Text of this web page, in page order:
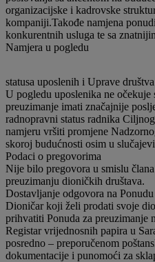
organizacijske i kadrovske
kompaniji.Takođe namjena
konkurentnih usluga te sa
Namjera u pogledu
statusa uposlenih i Uprave društva
U pogledu uposlenika ne očekuje
preuzimanje imati značajnije
radnopravni status radnika
namjeru vršiti promjene
skoroj budućnosti osim u
Podaci o pregovorima
Nije bilo pregovora u smislu
preuzimanju dioničkih društava.
Dostavljanje odgovora na
Dioničar koji želi prodati svoje
prihvatiti Ponuda za preuzimanje
Registar vrijednosnih papira u
posredno – preporučenom
dokumentacije i punomoći za